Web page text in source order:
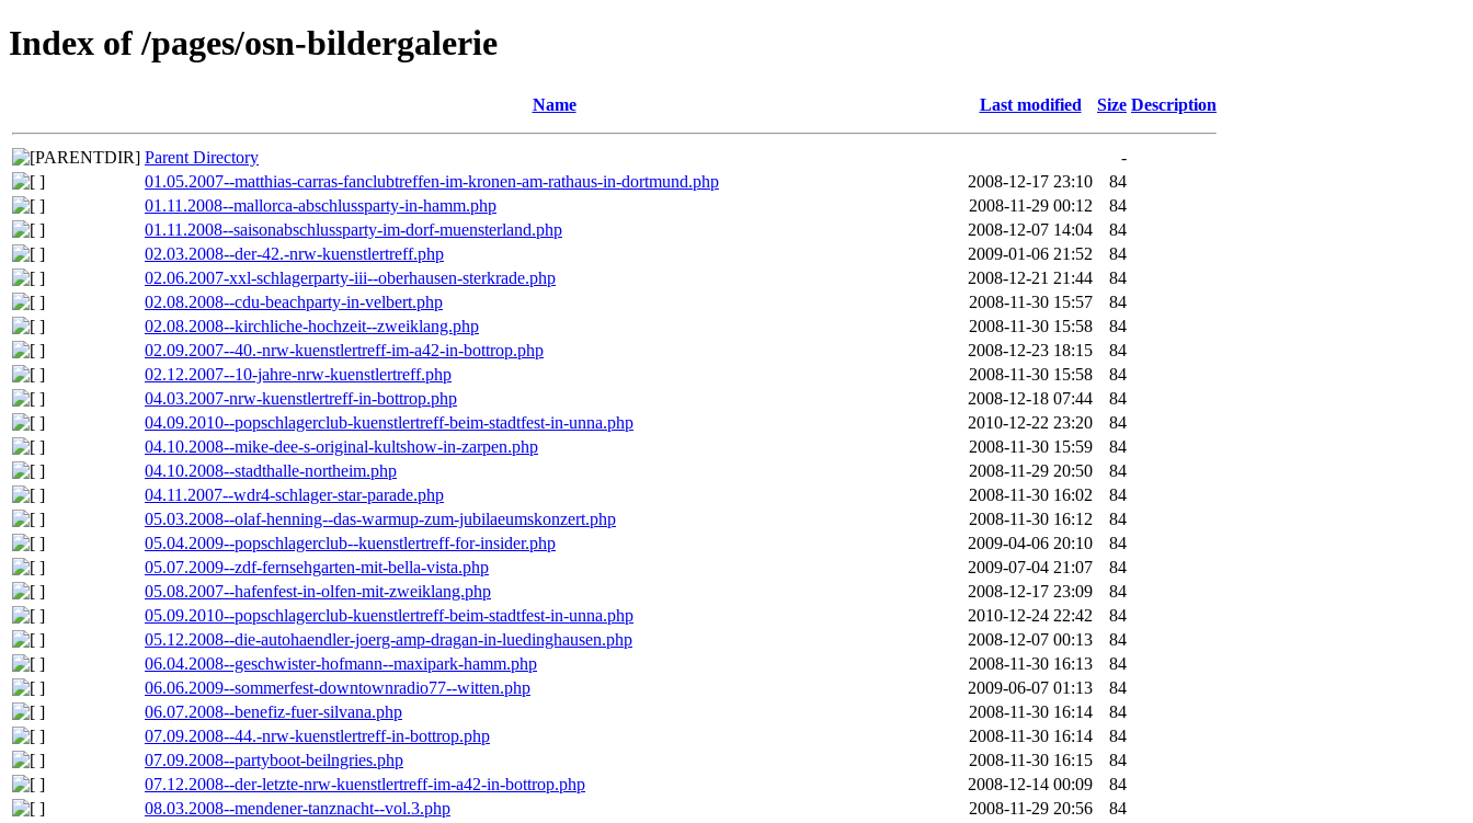
Index of /pages/osn-bildergalerie
Name Last modified Size Description
Parent Directory
-
01.05.2007--matthias-carras-fanclubtreffen-im-kronen-am-rathaus-in-dortmund.php
2008-12-17 23:10
84
01.11.2008--mallorca-abschlussparty-in-hamm.php
2008-11-29 00:12
84
01.11.2008--saisonabschlussparty-im-dorf-muensterland.php
2008-12-07 14:04
84
02.03.2008--der-42.-nrw-kuenstlertreff.php
2009-01-06 21:52
84
02.06.2007-xxl-schlagerparty-iii--oberhausen-sterkrade.php
2008-12-21 21:44
84
02.08.2008--cdu-beachparty-in-velbert.php
2008-11-30 15:57
84
02.08.2008--kirchliche-hochzeit--zweiklang.php
2008-11-30 15:58
84
02.09.2007--40.-nrw-kuenstlertreff-im-a42-in-bottrop.php
2008-12-23 18:15
84
02.12.2007--10-jahre-nrw-kuenstlertreff.php
2008-11-30 15:58
84
04.03.2007-nrw-kuenstlertreff-in-bottrop.php
2008-12-18 07:44
84
04.09.2010--popschlagerclub-kuenstlertreff-beim-stadtfest-in-unna.php
2010-12-22 23:20
84
04.10.2008--mike-dee-s-original-kultshow-in-zarpen.php
2008-11-30 15:59
84
04.10.2008--stadthalle-northeim.php
2008-11-29 20:50
84
04.11.2007--wdr4-schlager-star-parade.php
2008-11-30 16:02
84
05.03.2008--olaf-henning--das-warmup-zum-jubilaeumskonzert.php
2008-11-30 16:12
84
05.04.2009--popschlagerclub--kuenstlertreff-for-insider.php
2009-04-06 20:10
84
05.07.2009--zdf-fernsehgarten-mit-bella-vista.php
2009-07-04 21:07
84
05.08.2007--hafenfest-in-olfen-mit-zweiklang.php
2008-12-17 23:09
84
05.09.2010--popschlagerclub-kuenstlertreff-beim-stadtfest-in-unna.php
2010-12-24 22:42
84
05.12.2008--die-autohaendler-joerg-amp-dragan-in-luedinghausen.php
2008-12-07 00:13
84
06.04.2008--geschwister-hofmann--maxipark-hamm.php
2008-11-30 16:13
84
06.06.2009--sommerfest-downtownradio77--witten.php
2009-06-07 01:13
84
06.07.2008--benefiz-fuer-silvana.php
2008-11-30 16:14
84
07.09.2008--44.-nrw-kuenstlertreff-in-bottrop.php
2008-11-30 16:14
84
07.09.2008--partyboot-beilngries.php
2008-11-30 16:15
84
07.12.2008--der-letzte-nrw-kuenstlertreff-im-a42-in-bottrop.php
2008-12-14 00:09
84
08.03.2008--mendener-tanznacht--vol.3.php
2008-11-29 20:56
84